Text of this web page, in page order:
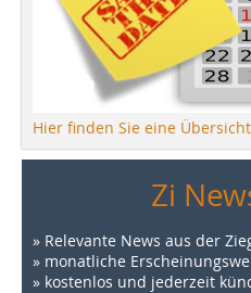
Hier finden Sie eine
Zi
» Relevante News aus der
» monatliche
» kostenlos und jederzeit